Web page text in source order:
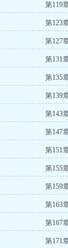
第119
第123
第127
第131
第135
第139
第143
第147
第151
第155
第159
第163
第167
第171